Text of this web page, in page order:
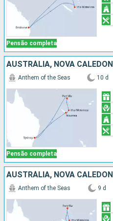
Pensão completa
AUSTRÁLIA, NOVA
Pensão completa
Anthem of the Seas 10 d
AUSTRÁLIA, NOVA
Anthem of the Seas 9 d